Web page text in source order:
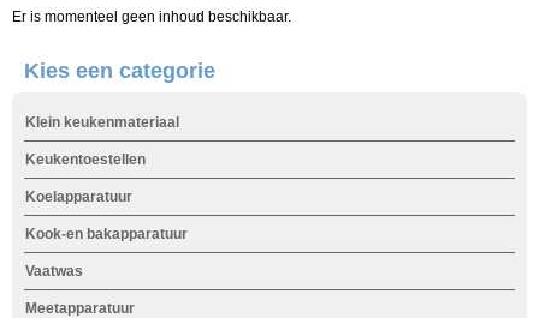
e
l
d
e
h
Er is momenteel geen inhoud beschikbaar.
Kies een categorie
Klein keukenmateriaal
Keukentoestellen
Koelapparatuur
Kook-en bakapparatuur
Vaatwas
Meetapparatuur